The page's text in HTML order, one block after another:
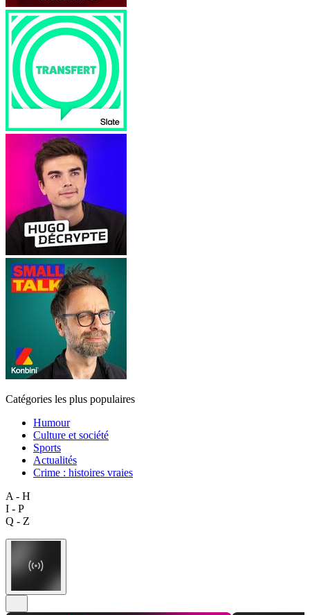
Catégories les plus populaires
Humour
Culture et société
Sports
Actualités
Crime : histoires vraies
A - H
I - P
Q - Z